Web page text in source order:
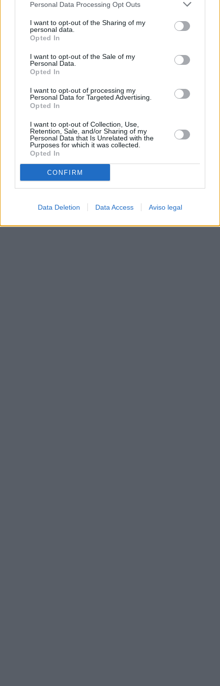
negar su consentimiento. Tenga en cuenta que algún
de su consentimiento, pero usted tiene el derecho de
rechazar tal procesamiento. Sus preferencias se aplicarán
cualquier momento entrando de nuevo en este sitio web o
visitando nuestra política de privacidad.
Personal Data Processing Opt Outs
I want to opt-out of the Sharing of my
personal data.
Opted In
I want to opt-out of the Sale of my
Personal Data.
Opted In
I want to opt-out of processing my
Personal Data for Targeted Advertising.
Opted In
I want to opt-out of Collection, Use,
Retention, Sale, and/or Sharing of my
Personal Data that Is Unrelated with the
Purposes for which it was collected.
Opted In
CONFIRM
Data Deletion Data Access Aviso legal